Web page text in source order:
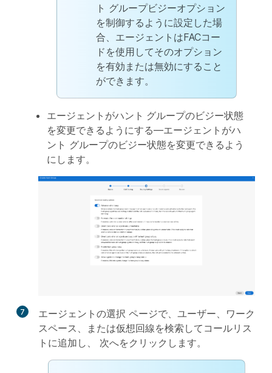
ト グループビジーオプション
を制御するように設定した場
合、エージェントはFACコー
ドを使用してそのオプション
を有効または無効にすること
ができます。
エージェントがハント グループのビジー状態
を変更できるようにする—エージェントがハ
ント グループのビジー状態を変更できるよう
にします。
7 エージェントの選択 ページで、ユーザー、ワーク
スペース、または仮想回線を検索してコールリス
トに追加し、 次へをクリックします。